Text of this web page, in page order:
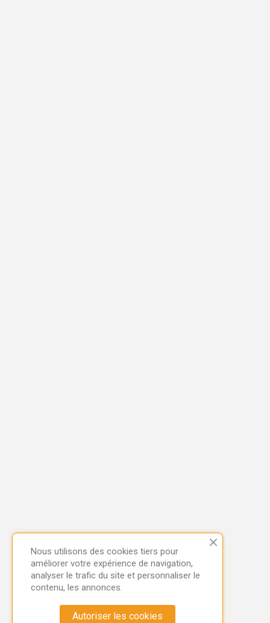
Nous utilisons des cookies tiers pour
améliorer votre expérience de navigation,
analyser le trafic du site et personnaliser le
contenu, les annonces.
Autoriser les cookies